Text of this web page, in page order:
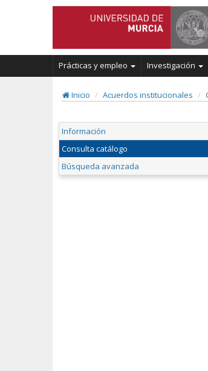
Prácticas y empleo Investigación
Inicio Acuerdos institucionales
Información
Consulta catálogo
Búsqueda avanzada